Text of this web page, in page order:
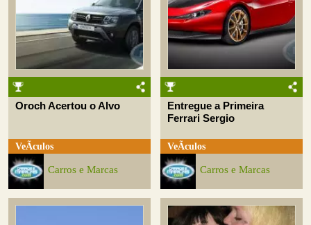
Oroch Acertou o Alvo
VeÃ­culos
Carros e Marcas
Entregue a Primeira
Ferrari Sergio
VeÃ­culos
Carros e Marcas